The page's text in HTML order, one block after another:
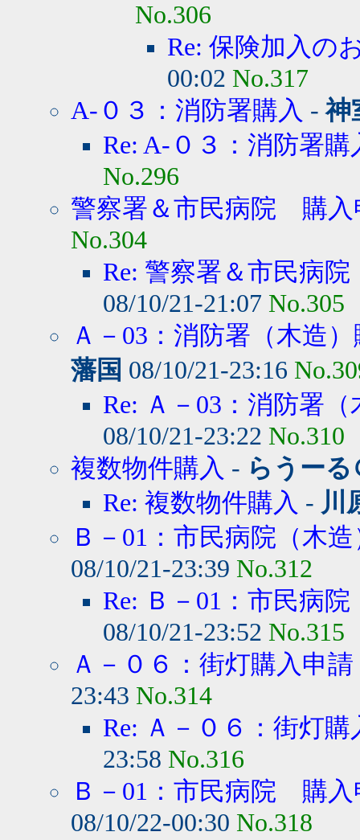
No.306
Re: 保険加入の
00:02 No.317
A-０３：消防署購入 -神
Re: A-０３：消防署購
No.296
警察署＆市民病院 購入
No.304
Re: 警察署＆市民病
08/10/21-21:07 No.305
Ａ－03：消防署（木造
藩国 08/10/21-23:16
Re: Ａ－03：消防署
08/10/21-23:22 No.310
複数物件購入 - らうー
Re: 複数物件購入 - 川
Ｂ－01：市民病院（木
08/10/21-23:39 No.312
Re: Ｂ－01：市民病
08/10/21-23:52 No.315
Ａ－０６：街灯購入申請
23:43 No.314
Re: Ａ－０６：街灯購
23:58 No.316
Ｂ－01：市民病院 購入
08/10/22-00:30 No.318